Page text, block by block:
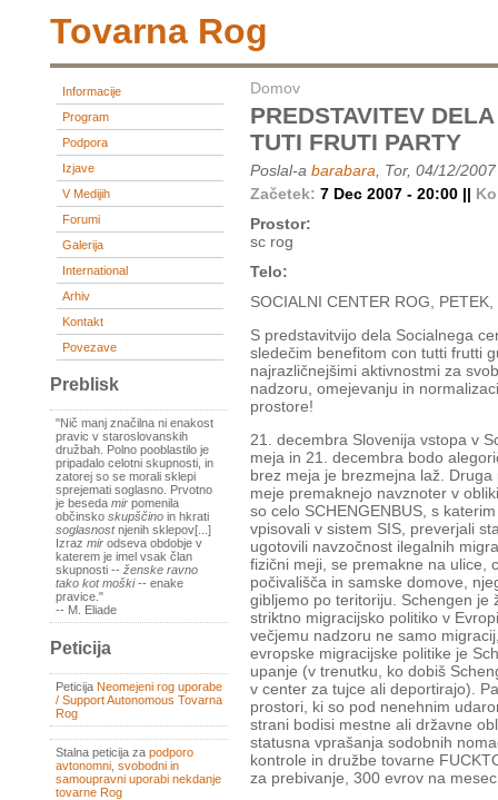
Tovarna Rog
Informacije
Program
Podpora
Izjave
V Medijih
Forumi
Galerija
International
Arhiv
Kontakt
Povezave
Preblisk
"Nič manj značilna ni enakost
pravic v staroslovanskih
družbah. Polno pooblastilo je
pripadalo celotni skupnosti, in
zatorej so se morali sklepi
sprejemati soglasno. Prvotno
je beseda mir pomenila
občinsko skupščino in hkrati
soglasnostnjenih sklepov[...]
Izraz mir odseva obdobje v
katerem je imel vsak član
skupnosti -- ženske ravno
tako kot moški-- enake
pravice."
-- M. Eliade
Peticija
Peticija Neomejeni rog uporabe
/ Support Autonomous Tovarna
Rog
Stalna peticija za podporo
avtonomni, svobodni in
samoupravni uporabi nekdanje
tovarne Rog
Domov
PREDSTAVITEV
TUTI FRUTI PARTY
Poslal-a barabara , Tor, 04/12/
Začetek: 7 Dec 2007 - 20:00 ||
Prostor:
sc rog
Telo:
SOCIALNI CENTER ROG,
S predstavitvijo dela Socialnega
sledečim benefitom con tutti frutti
najrazličnejšimi aktivnostmi za
nadzoru, omejevanju in
prostore!
21. decembra Slovenija vstopa v
meja in 21. decembra bodo
brez meja je brezmejna laž.
meje premaknejo navznoter v
so celo SCHENGENBUS, s
vpisovali v sistem SIS, preverjali
ugotovili navzočnost ilegalnih
fizični meji, se premakne na ulice,
počivališča in samske domove,
gibljemo po teritoriju. Schengen je
striktno migracijsko politiko v
večjemu nadzoru ne samo
evropske migracijske politike je
upanje (v trenutku, ko dobiš
v center za tujce ali deportirajo).
prostori, ki so pod nenehnim
strani bodisi mestne ali državne
statusna vprašanja sodobnih
kontrole in družbe tovarne
za prebivanje, 300 evrov na